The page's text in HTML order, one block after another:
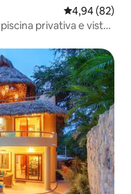
4,94 de uma
4,94 (82)
privativa e vista